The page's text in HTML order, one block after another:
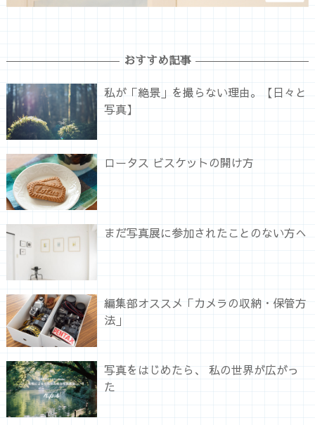
おすすめ記事
私が「絶景」を撮らない理由。【日々と
写真】
ロータス ビスケットの開け方
まだ写真展に参加されたことのない方へ
編集部オススメ「カメラの収納・保管方
法」
写真をはじめたら、 私の世界が広がっ
た